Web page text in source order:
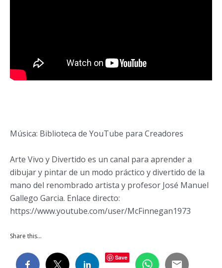
Música: Biblioteca de YouTube para Creadores
Arte Vivo y Divertido es un canal para aprender a
dibujar y pintar de un modo práctico y divertido de la
mano del renombrado artista y profesor José Manuel
Gallego Garcia. Enlace directo:
https://www.youtube.com/user/McFinnegan1973
Share this…
Save